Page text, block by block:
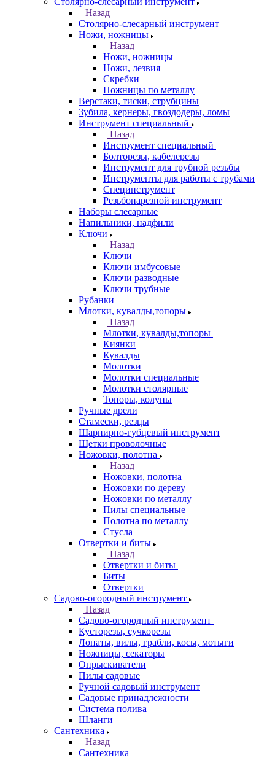
Назад
Столярно-слесарный инструмент
Ножи, ножницы
Назад
Ножи, ножницы
Ножи, лезвия
Скребки
Ножницы по металлу
Верстаки, тиски, струбцины
Зубила, кернеры, гвоздодеры, ломы
Инструмент специальный
Назад
Инструмент специальный
Болторезы, кабелерезы
Инструмент для трубной резьбы
Инструменты для работы с трубами
Специнструмент
Резьбонарезной инструмент
Наборы слесарные
Напильники, надфили
Ключи
Назад
Ключи
Ключи имбусовые
Ключи разводные
Ключи трубные
Рубанки
Млотки, кувалды,топоры
Назад
Млотки, кувалды,топоры
Киянки
Кувалды
Молотки
Молотки специальные
Молотки столярные
Топоры, колуны
Ручные дрели
Стамески, резцы
Шарнирно-губцевый инструмент
Щетки проволочные
Ножовки, полотна
Назад
Ножовки, полотна
Ножовки по дереву
Ножовки по металлу
Пилы специальные
Полотна по металлу
Стусла
Отвертки и биты
Назад
Отвертки и биты
Биты
Отвертки
Садово-огородный инструмент
Назад
Садово-огородный инструмент
Кусторезы, сучкорезы
Лопаты, вилы, грабли, косы, мотыги
Ножницы, секаторы
Опрыскиватели
Пилы садовые
Ручной садовый инструмент
Садовые принадлежности
Система полива
Шланги
Сантехника
Назад
Сантехника